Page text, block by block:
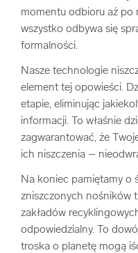
momentu odbioru aż po
wszystko odbywa się
formalności.
Nasze technologie
element tej opowieści.
etapie, eliminując
informacji. To właśnie
zagwarantować, że
ich niszczenia –
Na koniec pamiętamy o
zniszczonych nośników
zakładów
odpowiedzialny. To
troska o planetę mogą